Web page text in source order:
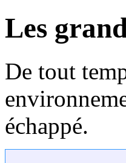
Les
De tout
échappé.